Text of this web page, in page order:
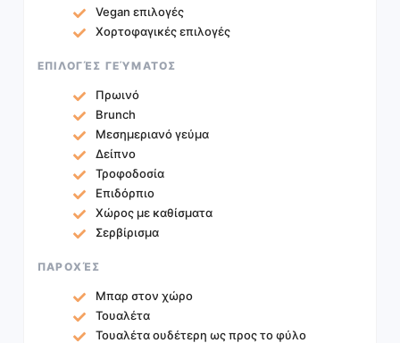
Vegan επιλογές
Xορτοφαγικές επιλογές
ΕΠΙΛΟΓΈΣ ΓΕΎΜΑΤΟΣ
Πρωινό
Brunch
Μεσημεριανό γεύμα
Δείπνο
Τροφοδοσία
Επιδόρπιο
Χώρος με καθίσματα
Σερβίρισμα
ΠΑΡΟΧΈΣ
Μπαρ στον χώρο
Τουαλέτα
Τουαλέτα ουδέτερη ως προς το φύλο